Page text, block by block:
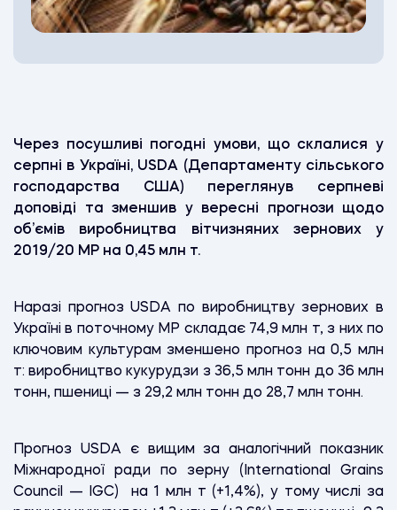
Через посушливі погодні умови, що склалися у
серпні в Україні, USDA (Департаменту сільського
господарства США) переглянув серпневі
доповіді та зменшив у вересні прогнози щодо
об’ємів виробництва вітчизняних зернових у
2019/20 МР на 0,45 млн т.
Наразі прогноз USDA по виробництву зернових в
Україні в поточному МР складає 74,9 млн т, з них по
ключовим культурам зменшено прогноз на 0,5 млн
т: виробництво кукурудзи з 36,5 млн тонн до 36 млн
тонн, пшениці — з 29,2 млн тонн до 28,7 млн тонн.
Прогноз USDA є вищим за аналогічний показник
Міжнародної ради по зерну (International Grains
Council — IGC)
на 1 млн т (+1,4%), у тому числі за